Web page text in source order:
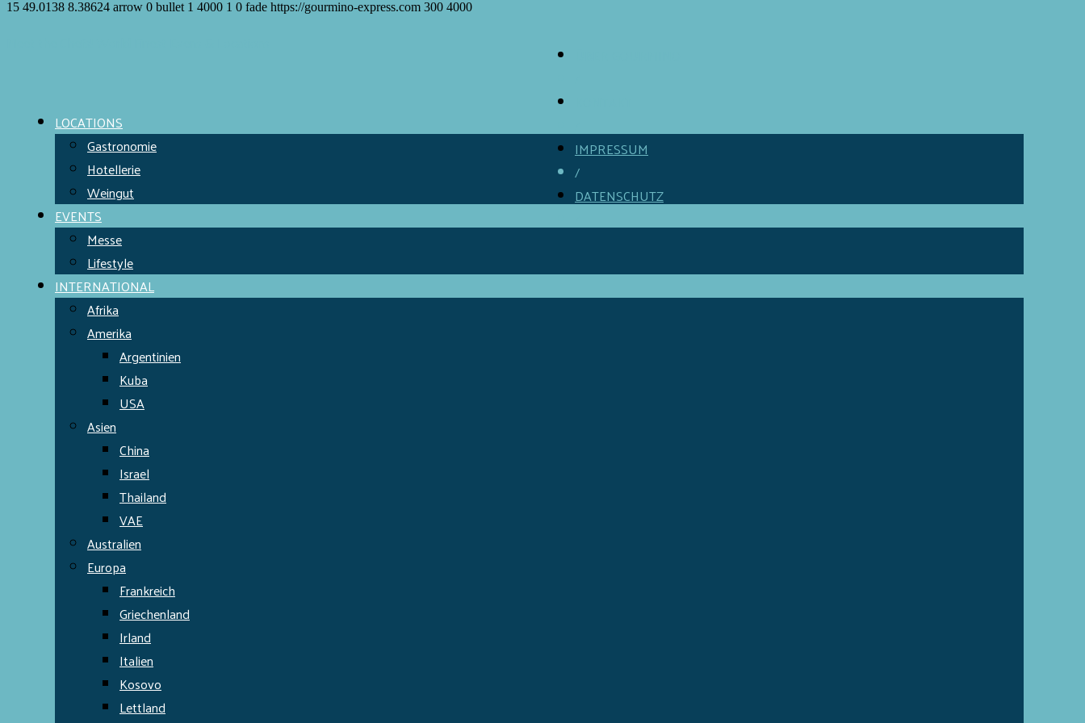
15 49.0138 8.38624 arrow 0 bullet 1 4000 1 0 fade https://gourmino-express.com 300 4000
IMPRESSUM
/
DATENSCHUTZ
LOCATIONS
Gastronomie
Hotellerie
Weingut
EVENTS
Messe
Lifestyle
INTERNATIONAL
Afrika
Amerika
Argentinien
Kuba
USA
Asien
China
Israel
Thailand
VAE
Australien
Europa
Frankreich
Griechenland
Irland
Italien
Kosovo
Lettland